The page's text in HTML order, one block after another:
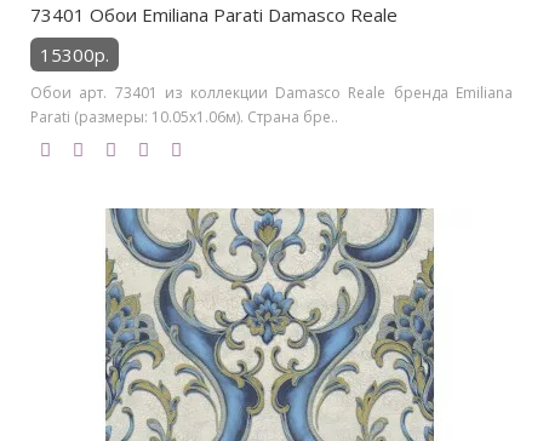
73401 Обои Emiliana Parati Damasco Reale
15300р.
Обои арт. 73401 из коллекции Damasco Reale бренда Emiliana
Parati (размеры: 10.05х1.06м). Страна бре..